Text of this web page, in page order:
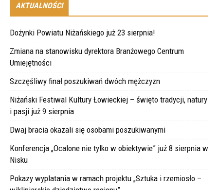
AKTUALNOŚCI
Dożynki Powiatu Niżańskiego już 23 sierpnia!
Zmiana na stanowisku dyrektora Branżowego Centrum
Umiejętności
Szczęśliwy finał poszukiwań dwóch mężczyzn
Niżański Festiwal Kultury Łowieckiej – święto tradycji, natury
i pasji już 9 sierpnia
Dwaj bracia okazali się osobami poszukiwanymi
Konferencja „Ocalone nie tylko w obiektywie” już 8 sierpnia w
Nisku
Pokazy wyplatania w ramach projektu „Sztuka i rzemiosło –